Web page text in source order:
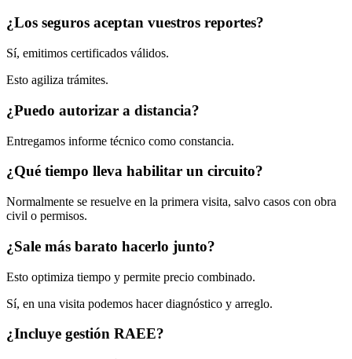
¿Los seguros aceptan vuestros reportes?
Sí, emitimos certificados válidos.
Esto agiliza trámites.
¿Puedo autorizar a distancia?
Entregamos informe técnico como constancia.
¿Qué tiempo lleva habilitar un circuito?
Normalmente se resuelve en la primera visita, salvo casos con obra
civil o permisos.
¿Sale más barato hacerlo junto?
Esto optimiza tiempo y permite precio combinado.
Sí, en una visita podemos hacer diagnóstico y arreglo.
¿Incluye gestión RAEE?